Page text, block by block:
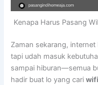
Kenapa Harus Pasang
Zaman sekarang,
tapi udah masuk
sampai hiburan—semua
hadir buat lo yang cari